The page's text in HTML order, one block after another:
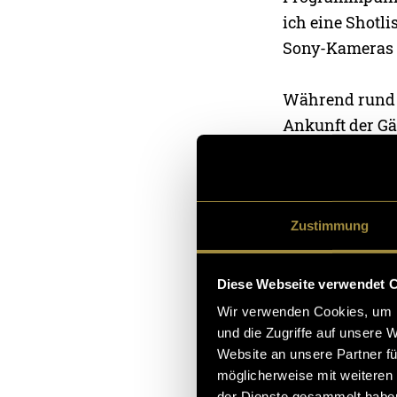
Zustimmung
Diese Webseite verwendet
Wir verwenden Cookies,
und die Zugriffe auf unsere
Website an unsere Partner
möglicherweise mit
ich eine
Sony-
Während rund
Ankunft der
und der
Die
Resolve ein
Sekunden
dem Video
Hier gehts zu